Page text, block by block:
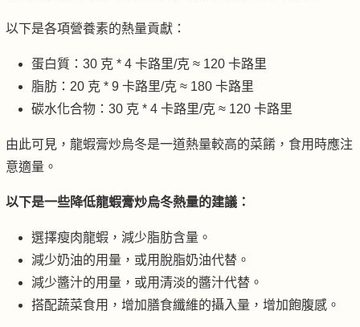
以下是各項營養素的熱量貢獻：
蛋白質：30 克 * 4 卡路里/克 ≈ 120 卡路里
脂肪：20 克 * 9 卡路里/克 ≈ 180 卡路里
碳水化合物：30 克 * 4 卡路里/克 ≈ 120 卡路里
由此可見，龍蝦膏炒烏冬是一道熱量較高的菜餚，食用時應注
意適量。
以下是一些降低龍蝦膏炒烏冬熱量的建議：
選擇瘦肉龍蝦，減少脂肪含量。
減少奶油的用量，或用脫脂奶油代替。
減少醬汁的用量，或用清淡的醬汁代替。
搭配蔬菜食用，增加膳食纖維的攝入量，增加飽腹感。